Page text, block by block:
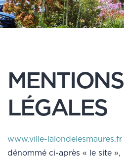
MENTIONS
LÉGALES
www.ville-lalondelesmaures.fr
dénommé ci-après « le site »,